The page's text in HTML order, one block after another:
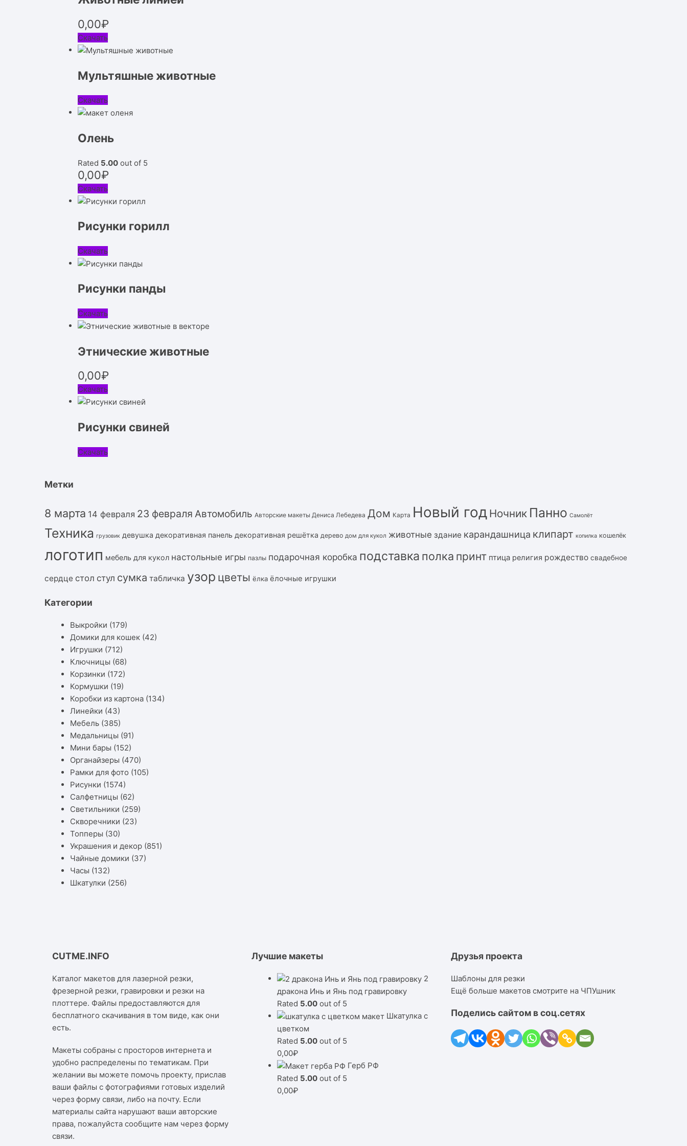
0,00₽
Скачать
Мультяшные животные
Скачать
Олень
Rated 5.00 out of 5
0,00₽
Скачать
Рисунки горилл
Скачать
Рисунки панды
Скачать
Этнические животные
0,00₽
Скачать
Рисунки свиней
Скачать
Метки
8 марта 14 февраля 23 февраля Автомобиль Авторские макеты Дениса Лебедева Дом Карта Новый год Ночник Панно Самолёт
Техника грузовик девушка декоративная панель декоративная решётка дерево дом для кукол животные здание карандашница клипарт копилка кошелёк
логотип мебель для кукол настольные игры пазлы подарочная коробка подставка полка принт птица религия рождество свадебное
сердце стол стул сумка табличка узор цветы ёлка ёлочные игрушки
Категории
Выкройки (179)
Домики для кошек (42)
Игрушки (712)
Ключницы (68)
Корзинки (172)
Кормушки (19)
Коробки из картона (134)
Линейки (43)
Мебель (385)
Медальницы (91)
Мини бары (152)
Органайзеры (470)
Рамки для фото (105)
Рисунки (1574)
Салфетницы (62)
Светильники (259)
Скворечники (23)
Топперы (30)
Украшения и декор (851)
Чайные домики (37)
Часы (132)
Шкатулки (256)
CUTME.INFO
Каталог макетов для лазерной резки,
фрезерной резки, гравировки и резки на
плоттере. Файлы предоставляются для
бесплатного скачивания в том виде, как они
есть.
Макеты собраны с просторов интернета и
удобно распределены по тематикам. При
желании вы можете помочь проекту, прислав
ваши файлы с фотографиями готовых изделий
через форму связи, либо на почту. Если
материалы сайта нарушают ваши авторские
права, пожалуйста сообщите нам через форму
связи.
Лучшие макеты
2
дракона Инь и Янь под гравировку
Rated 5.00out of 5
Шкатулка с
цветком
Rated 5.00out of 5
0,00₽
Герб РФ
Rated 5.00out of 5
0,00₽
Друзья проекта
Шаблоны для резки
Ещё больше макетов смотрите на ЧПУшник
Поделись сайтом в соц.сетях